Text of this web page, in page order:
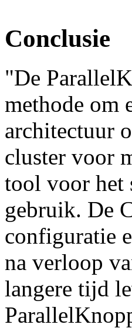
Conclusie
"De
methode om
architectuur
cluster voor
tool voor het
gebruik. De
configuratie
na verloop
langere tijd